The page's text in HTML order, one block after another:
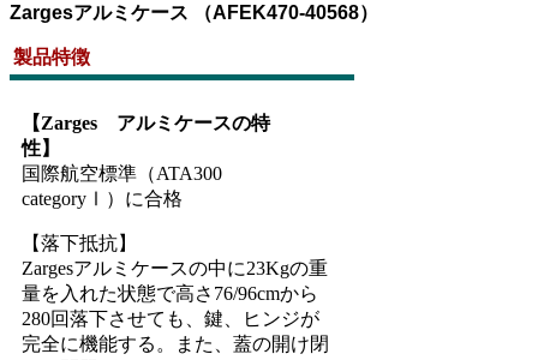
Zargesアルミケース （AFEK470-40568）
製品特徴
【Zarges アルミケースの特
性】
国際航空標準（ATA300
categoryⅠ）に合格
【落下抵抗】
Zargesアルミケースの中に23Kgの重
量を入れた状態で高さ76/96cmから
280回落下させても、鍵、ヒンジが
完全に機能する。また、蓋の開け閉